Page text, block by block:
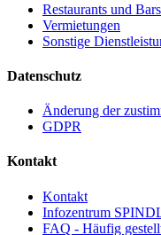
Restaurants und Bars
Vermietungen
Sonstige
Datenschutz
Änderung der
GDPR
Kontakt
Kontakt
Infozentrum
FAQ - Häufig